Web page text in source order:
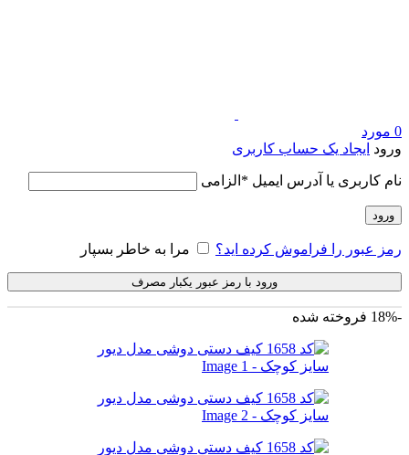
0 مورد
ورود ایجاد یک حساب کاربری
نام کاربری یا آدرس ایمیل * الزامی
ورود
رمز عبور را فراموش کرده اید؟ مرا به خاطر بسپار
ورود با رمز عبور یکبار مصرف
-18% فروخته شده